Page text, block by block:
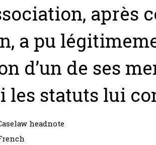
a pu
d’un de ses
les statuts lui
headnote